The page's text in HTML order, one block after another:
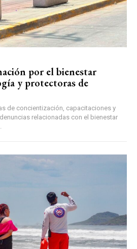
por el bienestar
y protectoras de
de concientización, capacitaciones y
relacionadas con el bienestar